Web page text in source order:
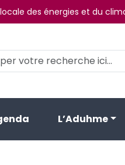
des énergies et du
L’Aduhme